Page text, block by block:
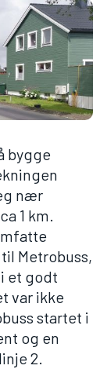
bygge
nær
1 km.
Metrobuss,
et godt
var ikke
startet i
og en
2.